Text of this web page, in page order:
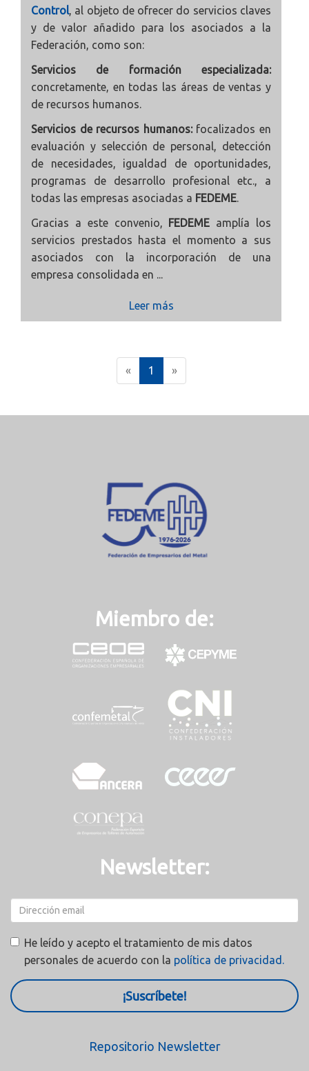
Control, al objeto de ofrecer do servicios claves
y de valor añadido para los asociados a la
Federación, como son:
Servicios de formación especializada:
concretamente, en todas las áreas de ventas y
de recursos humanos.
Servicios de recursos humanos:focalizados en
evaluación y selección de personal, detección
de necesidades, igualdad de oportunidades,
programas de desarrollo profesional etc., a
todas las empresas asociadas a FEDEME.
Gracias a este convenio, FEDEME amplía los
servicios prestados hasta el momento a sus
asociados con la incorporación de una
empresa consolidada en ...
Leer más
« 1
c
t
)
»
Miembro de:
Newsletter:
He leído y acepto el tratamiento de mis datos
personales de acuerdo con la política de privacidad.
¡Suscríbete!
Repositorio Newsletter